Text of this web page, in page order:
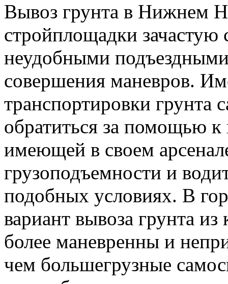
Вывоз грунта в Нижнем
стройплощадки зачастую
неудобными
совершения маневров.
транспортировки грунта
обратиться за помощью
имеющей в своем
грузоподъемности и
подобных условиях. В
вариант вывоза грунта
более маневренны и
чем большегрузные